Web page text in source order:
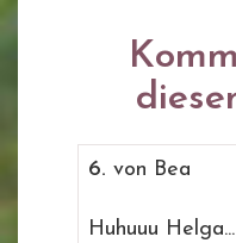
6. von Bea
Huhuuu